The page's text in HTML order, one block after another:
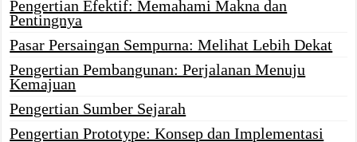
Pengertian Efektif: Memahami Makna dan
Pentingnya
Pasar Persaingan Sempurna: Melihat Lebih Dekat
Pengertian Pembangunan: Perjalanan Menuju
Kemajuan
Pengertian Sumber Sejarah
Pengertian Prototype: Konsep dan Implementasi